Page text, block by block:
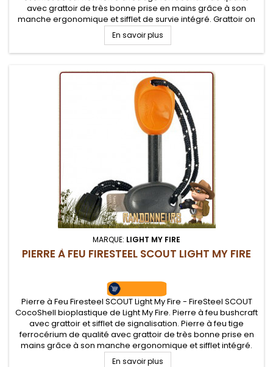
avec grattoir de très bonne prise en mains grâce à son
manche ergonomique et sifflet de survie intégré. Grattoir on
ne peux plus efficace pour de belles gerbes...
En savoir plus
MARQUE: LIGHT MY FIRE
PIERRE À FEU FIRESTEEL SCOUT LIGHT MY FIRE
Pierre à Feu Firesteel SCOUT Light My Fire - FireSteel SCOUT
CocoShell bioplastique de Light My Fire. Pierre à feu bushcraft
avec grattoir et sifflet de signalisation. Pierre à feu tige
ferrocérium de qualité avec grattoir de très bonne prise en
mains grâce à son manche ergonomique et sifflet intégré.
Grattoir on ne peux plus efficace pour de belles...
En savoir plus